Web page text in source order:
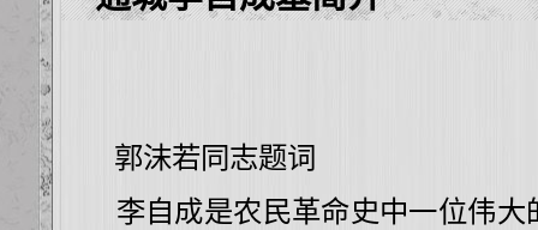
郭沫若同志题词
李自成是农民革命史中一位伟大